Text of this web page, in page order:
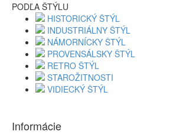
PODĽA ŠTÝLU
HISTORICKÝ ŠTÝL
INDUSTRIÁLNY ŠTÝL
NÁMORNÍCKY ŠTÝL
PROVENSÁLSKY ŠTÝL
RETRO ŠTÝL
STAROŽITNOSTI
VIDIECKÝ ŠTÝL
Informácie